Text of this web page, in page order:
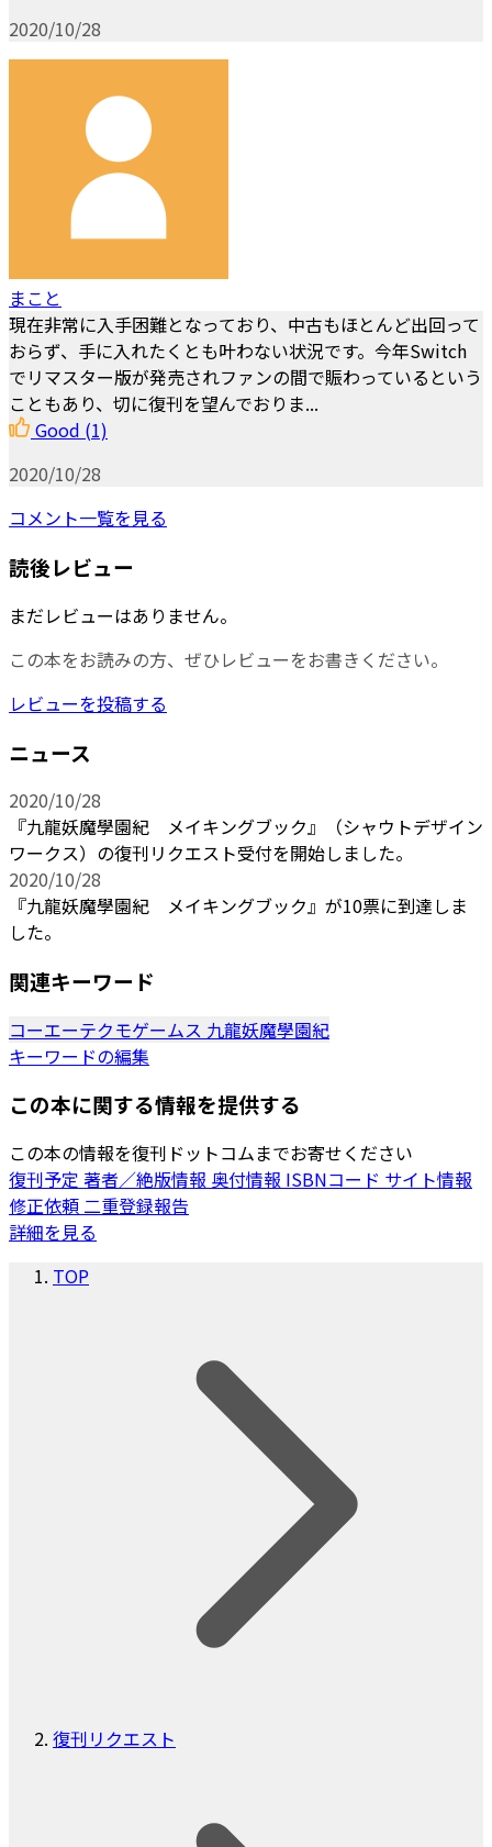
2020/10/28
まこと
現在非常に入手困難となっており、中古もほとんど出回って
おらず、手に入れたくとも叶わない状況です。今年Switch
でリマスター版が発売されファンの間で賑わっているという
こともあり、切に復刊を望んでおりま...
Good (1)
2020/10/28
コメント一覧を見る
読後レビュー
まだレビューはありません。
この本をお読みの方、ぜひレビューをお書きください。
レビューを投稿する
ニュース
2020/10/28
『九龍妖魔學園紀 メイキングブック』（シャウトデザイン
ワークス）の復刊リクエスト受付を開始しました。
2020/10/28
『九龍妖魔學園紀 メイキングブック』が10票に到達しま
した。
関連キーワード
コーエーテクモゲームス 九龍妖魔學園紀
キーワードの編集
この本に関する情報を提供する
この本の情報を復刊ドットコムまでお寄せください
復刊予定 著者／絶版情報 奥付情報 ISBNコード サイト情報
修正依頼二重登録報告
詳細を見る
TOP
復刊リクエスト